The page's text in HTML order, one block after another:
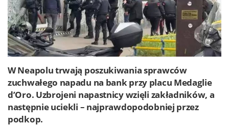
W Neapolu trwają poszukiwania sprawców
zuchwałego napadu na bank przy placu Medaglie
d’Oro. Uzbrojeni napastnicy wzięli zakładników, a
następnie uciekli – najprawdopodobniej przez
podkop.